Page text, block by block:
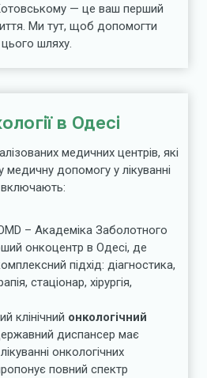
— це ваш перший
Ми тут, щоб допомогти
шляху.
в Одесі
медичних центрів, які
допомогу у лікуванні
включають:
– Академіка Заболотного
онкоцентр в Одесі, де
підхід: діагностика,
стаціонар, хірургія,
клінічний онкологічний
диспансер має
онкологічних
повний спектр